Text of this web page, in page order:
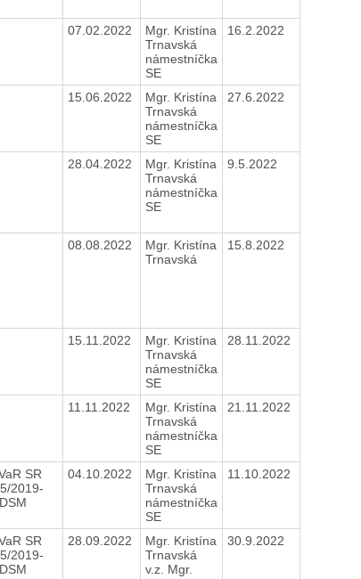
07.02.2022
Mgr. Kristína
Trnavská
námestníčka
SE
16.2.2022
15.06.2022
Mgr. Kristína
Trnavská
námestníčka
SE
27.6.2022
28.04.2022
Mgr. Kristína
Trnavská
námestníčka
SE
9.5.2022
08.08.2022
Mgr. Kristína
Trnavská
15.8.2022
15.11.2022
Mgr. Kristína
Trnavská
námestníčka
SE
28.11.2022
11.11.2022
Mgr. Kristína
Trnavská
námestníčka
SE
21.11.2022
SR
2019-
04.10.2022
Mgr. Kristína
Trnavská
námestníčka
SE
11.10.2022
SR
2019-
28.09.2022
Mgr. Kristína
Trnavská
v.z. Mgr.
30.9.2022